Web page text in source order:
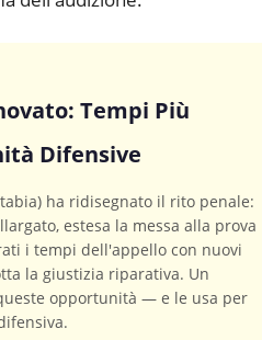
Tempi Più
Difensive
ha ridisegnato il rito penale:
estesa la messa alla prova
i tempi dell'appello con nuovi
la giustizia riparativa. Un
opportunità — e le usa per